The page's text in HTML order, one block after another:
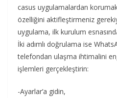
casus uygulamalardan
özelliğini aktifleştirmeniz
uygulama, ilk kurulum
İki adımlı doğrulama ise
telefondan ulaşma ihtimalini
işlemleri gerçekleştirin:
-Ayarlar’a gidin,